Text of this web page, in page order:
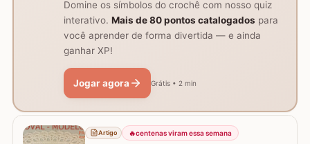
Domine os símbolos do crochê com nosso quiz
interativo. Mais de 80 pontos catalogados para
você aprender de forma divertida — e ainda
ganhar XP!
Jogar agora Grátis • 2 min
Artigo 🔥centenas viram essa semana